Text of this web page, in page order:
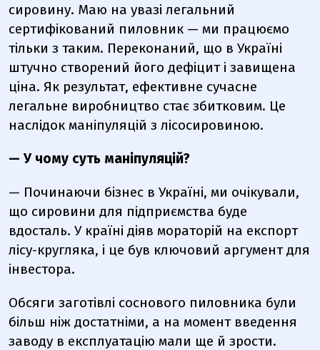
сировину. Маю на увазі легальний
сертифікований пиловник — ми працюємо
тільки з таким. Переконаний, що в Україні
штучно створений його дефіцит і завищена
ціна. Як результат, ефективне сучасне
легальне виробництво стає збитковим. Це
наслідок маніпуляцій з лісосировиною.
— У чому суть маніпуляцій?
— Починаючи бізнес в Україні, ми очікували,
що сировини для підприємства буде
вдосталь. У країні діяв мораторій на експорт
лісу-кругляка, і це був ключовий аргумент для
інвестора.
Обсяги заготівлі соснового пиловника були
більш ніж достатніми, а на момент введення
заводу в експлуатацію мали ще й зрости.